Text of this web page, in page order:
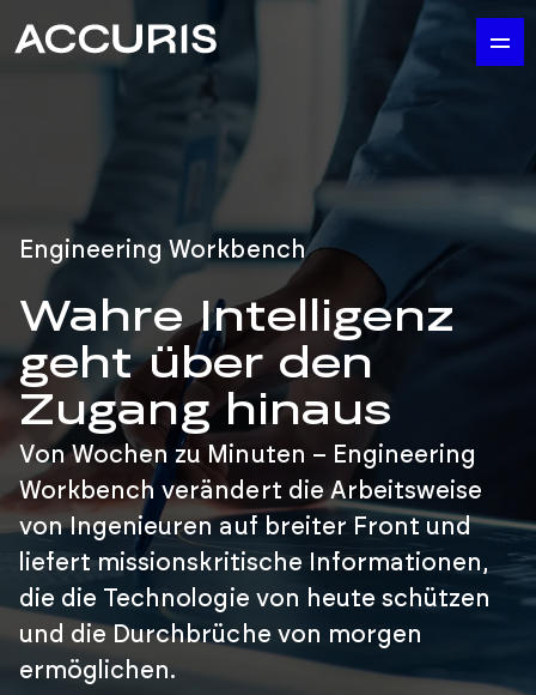
Engineering Workbench
Wahre Intelligenz
geht über den
Zugang hinaus
Von Wochen zu Minuten – Engineering
Workbench verändert die Arbeitsweise
von Ingenieuren auf breiter Front und
liefert missionskritische Informationen,
die die Technologie von heute schützen
und die Durchbrüche von morgen
ermöglichen.